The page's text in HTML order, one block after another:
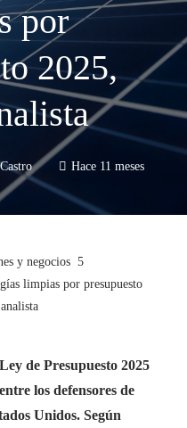
por
2025,
Hace 11 meses
y negocios
limpias por presupuesto
de Presupuesto 2025
los defensores de
Unidos. Según